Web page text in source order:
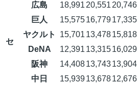
セ
広島 18,991 20,551 20,746
巨人
15,57516,77917,335
ヤクルト
15,701 13,47815,818
DeNA
12,391 13,31516,029
阪神
14,40813,74313,904
中日
15,93913,67812,676